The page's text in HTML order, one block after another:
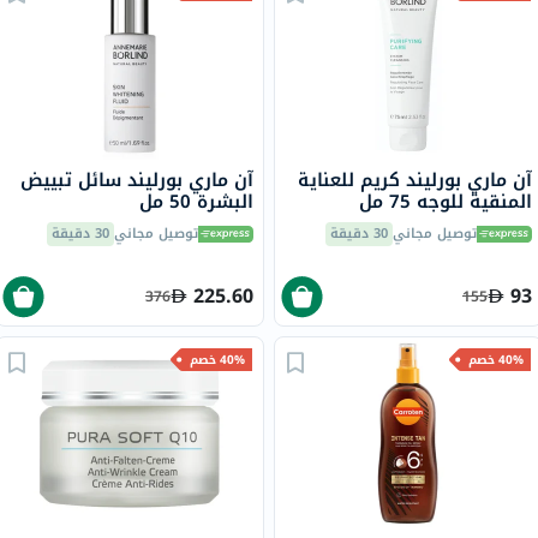
آن ماري بورليند كريم للعناية
المنقية للوجه 75 مل
توصيل مجاني30 دقيقة
93
155
آن ماري بورليند سائل تبييض
البشرة 50 مل
توصيل مجاني30 دقيقة
225.60
376
40% خصم 40% خصم